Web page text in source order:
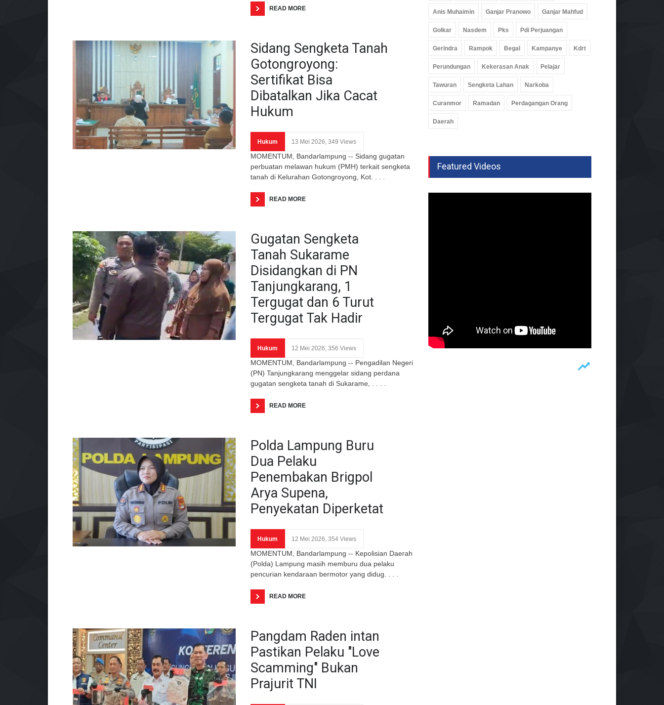
READ MORE
Sidang Sengketa Tanah
Gotongroyong:
Sertifikat Bisa
Dibatalkan Jika Cacat
Hukum
Hukum 13 Mei 2026, 349 Views
MOMENTUM, Bandarlampung -- Sidang gugatan
perbuatan melawan hukum (PMH) terkait sengketa
tanah di Kelurahan Gotongroyong, Kot. . . .
READ MORE
Gugatan Sengketa
Tanah Sukarame
Disidangkan di PN
Tanjungkarang, 1
Tergugat dan 6 Turut
Tergugat Tak Hadir
Hukum 12 Mei 2026, 356 Views
MOMENTUM, Bandarlampung -- Pengadilan Negeri
(PN) Tanjungkarang menggelar sidang perdana
gugatan sengketa tanah di Sukarame, . . . .
READ MORE
Polda Lampung Buru
Dua Pelaku
Penembakan Brigpol
Arya Supena,
Penyekatan Diperketat
Hukum 12 Mei 2026, 354 Views
MOMENTUM, Bandarlampung -- Kepolisian Daerah
(Polda) Lampung masih memburu dua pelaku
pencurian kendaraan bermotor yang didug. . . .
READ MORE
Pangdam Raden intan
Pastikan Pelaku "Love
Scamming" Bukan
Prajurit TNI
Anis Muhaimin Ganjar Pranowo Ganjar Mahfud
Golkar Nasdem Pks Pdi Perjuangan
Gerindra Rampok Begal Kampanye Kdrt
Perundungan Kekerasan Anak Pelajar
Tawuran Sengketa Lahan Narkoba
Curanmor Ramadan Perdagangan Orang
Daerah
Featured Videos